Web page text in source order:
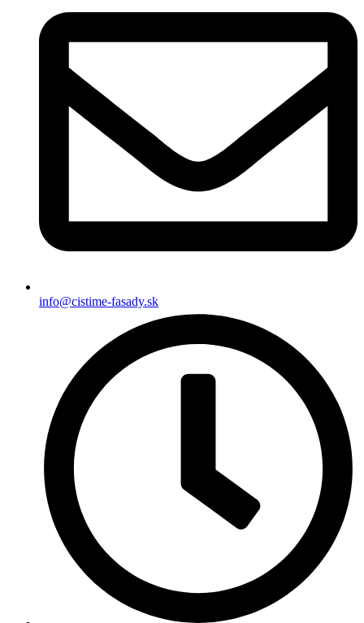
info@cistime-fasady.sk